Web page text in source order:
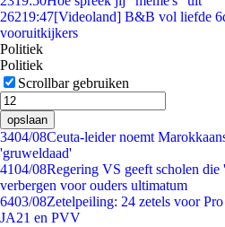
26219:47[Videoland] B&B vol liefde
vooruitkijkers
Politiek
Politiek
Scrollbar gebruiken
opslaan
3404/08Ceuta-leider noemt
'gruweldaad'
4104/08Regering VS geeft scholen
verbergen voor ouders ultimatum
6403/08Zetelpeiling: 24 zetels voor
JA21 en PVV